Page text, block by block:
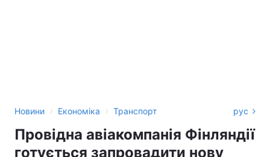
Новини › Економіка › Транспорт рус
Провідна авіакомпанія Фінляндії
готується запровадити нову